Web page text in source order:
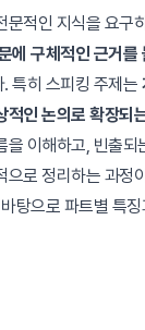
문적인 지식을 요구
에 구체적인 근거를
특히 스피킹 주제는
적인 논의로 확장되
을 이해하고, 빈출되
으로 정리하는 과정
탕으로 파트별 특